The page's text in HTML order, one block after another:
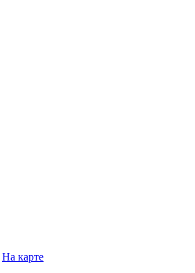
На карте